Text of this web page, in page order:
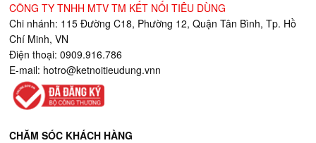
CÔNG TY TNHH MTV TM KẾT NỐI TIÊU DÙNG
Chi nhánh: 115 Đường C18, Phường 12, Quận Tân Bình, Tp. Hồ
Chí Minh, VN
Điện thoại: 0909.916.786
E-mail: hotro@ketnoitieudung.vnn
CHĂM SÓC KHÁCH HÀNG